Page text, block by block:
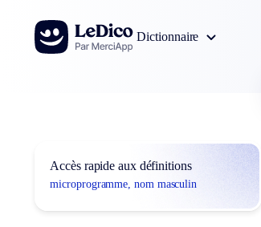
Aller au contenu
Dictionnaire
Accès rapide aux définitions
microprogramme, nom masculin